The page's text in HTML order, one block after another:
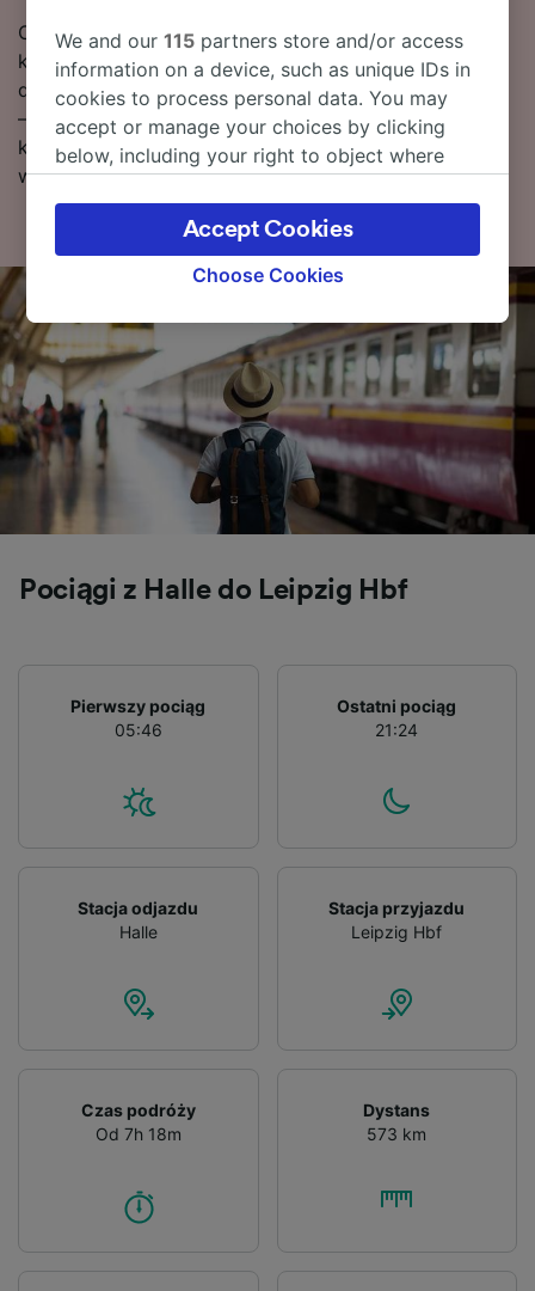
Chcesz już teraz zarezerwować swoje bilety
kolejowe? Poszukaj ich w naszym serwisie. Czytaj
dalej, aby znaleźć więcej informacji na temat podróży
– rozkłady jazdy pociągów (w tym pierwsze i ostatnie
kursy), często zadawane pytania i porady dotyczące
wyszukiwania tanich biletów kolejowych.
Pociągi z Halle do Leipzig Hbf
Pierwszy pociąg
05:46
Ostatni pociąg
21:24
Stacja odjazdu
Halle
Stacja przyjazdu
Leipzig Hbf
Czas podróży
Od 7h 18m
Dystans
573 km
We and our115 partners store and/or access
information on a device, such as unique IDs in
cookies to process personal data. You may
accept or manage your choices by clicking
below, including your right to object where
the privacy policy page. These choices will be
signaled to our partners and will not affect
browsing data. Your data will not be used for
track you.
We and our partners process data to provide:
Use precise geolocation data. Actively scan
device characteristics for identification. Store
and/or access information on a device.
Personalised advertising and content,
advertising and content measurement,
audience research and services development.
Choose Cookies
Accept Cookies